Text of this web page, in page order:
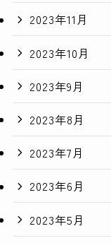
2023年11月
2023年10月
2023年9月
2023年8月
2023年7月
2023年6月
2023年5月